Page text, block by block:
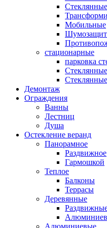
Стеклянные
Мобильные
стационарные
парковка
Демонтаж
Ограждения
Ванны
Лестниц
Душа
Остекление веранд
Панорамное
Раздвижное
Гармошкой
Теплое
Балконы
Террасы
Деревянные
Алюминиевые